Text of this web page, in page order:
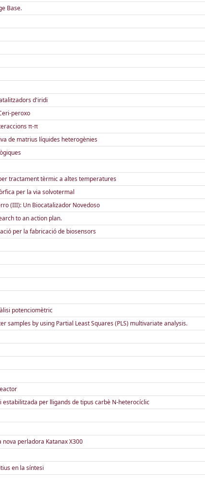
Base.
d'iridi
peroxo
π-π
de matrius líquides heterogènies
tractament tèrmic a altes temperatures
per la via solvotermal
(III): Un Biocatalizador Novedoso
to an action plan.
per la fabricació de biosensors
potenciomètric
by using Partial Least Squares (PLS) multivariate analysis.
per lligands de tipus carbè N-heterocíclic
perladora Katanax X300
en la síntesi